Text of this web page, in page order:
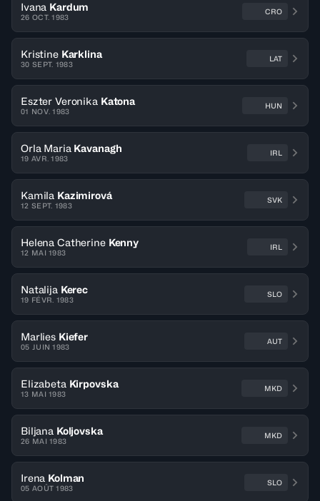
Ivana Kardum
26 OCT. 1983
CRO
Kristine Karklina
30 SEPT. 1983
LAT
Eszter Veronika Katona
01 NOV. 1983
HUN
Orla Maria Kavanagh
19 AVR. 1983
IRL
Kamila Kazimirová
12 SEPT. 1983
SVK
Helena Catherine Kenny
12 MAI 1983
IRL
Natalija Kerec
19 FÉVR. 1983
SLO
Marlies Kiefer
05 JUIN 1983
AUT
Elizabeta Kirpovska
13 MAI 1983
MKD
Biljana Koljovska
26 MAI 1983
MKD
Irena Kolman
05 AOÛT 1983
SLO